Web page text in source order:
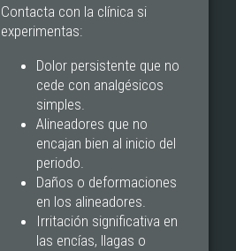
Contacta con la clínica si
experimentas:
Dolor persistente que no
cede con analgésicos
simples.
Alineadores que no
encajan bien al inicio del
periodo.
Daños o deformaciones
en los alineadores.
Irritación significativa en
las encías, llagas o